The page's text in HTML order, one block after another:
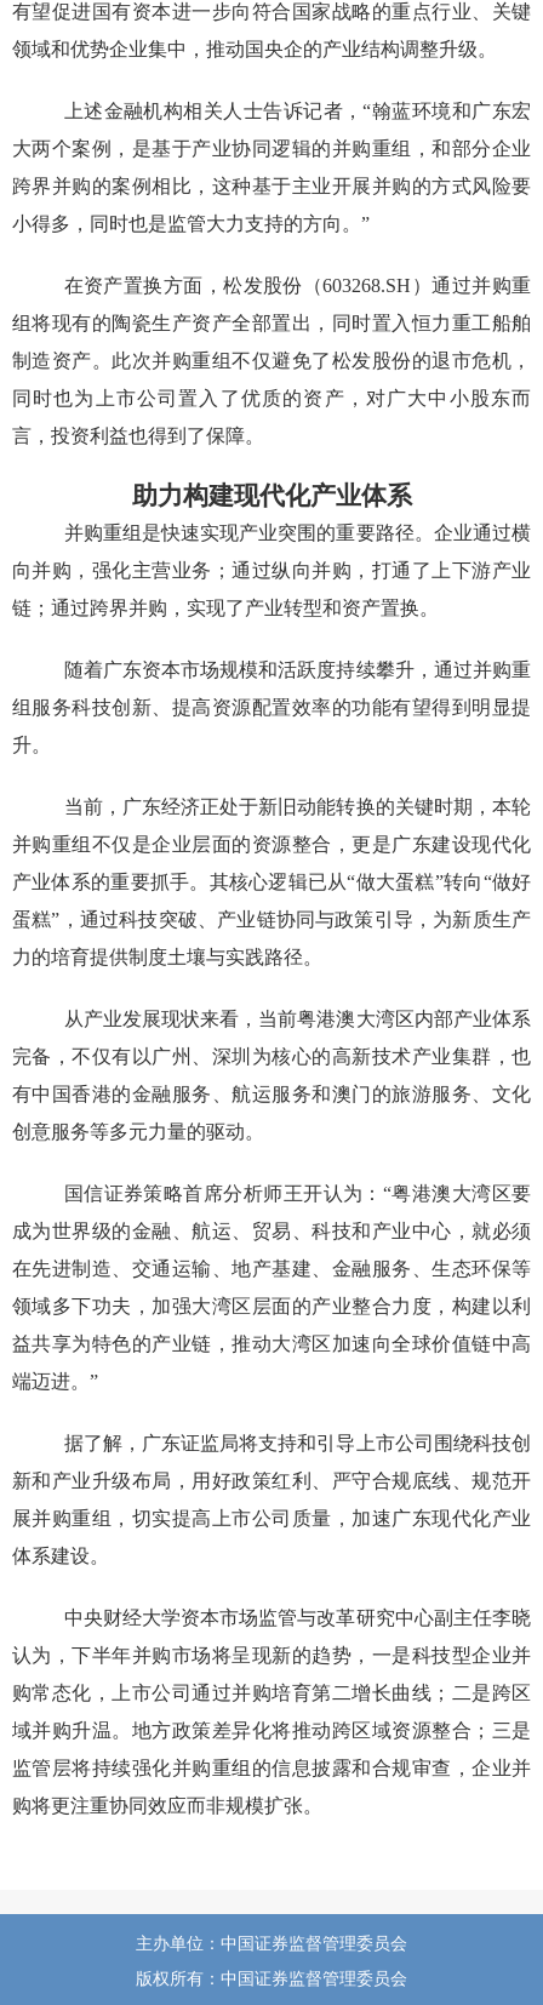
有望促进国有资本进一步向符合国家战略的重点行业、关键
领域和优势企业集中，推动国央企的产业结构调整升级。
上述金融机构相关人士告诉记者，“翰蓝环境和广东宏
大两个案例，是基于产业协同逻辑的并购重组，和部分企业
跨界并购的案例相比，这种基于主业开展并购的方式风险要
小得多，同时也是监管大力支持的方向。 ”
在资产置换方面，松发股份（603268.SH ）通过并购重
组将现有的陶瓷生产资产全部置出，同时置入恒力重工船舶
制造资产。此次并购重组不仅避免了松发股份的退市危机，
同时也为上市公司置入了优质的资产，对广大中小股东而
言，投资利益也得到了保障。
助力构建现代化产业体系
并购重组是快速实现产业突围的重要路径。企业通过横
向并购，强化主营业务；通过纵向并购，打通了上下游产业
链；通过跨界并购，实现了产业转型和资产置换。
随着广东资本市场规模和活跃度持续攀升，通过并购重
组服务科技创新、提高资源配置效率的功能有望得到明显提
升。
当前，广东经济正处于新旧动能转换的关键时期，本轮
并购重组不仅是企业层面的资源整合，更是广东建设现代化
产业体系的重要抓手。其核心逻辑已从“做大蛋糕”转向“做好
蛋糕” ，通过科技突破、产业链协同与政策引导，为新质生产
力的培育提供制度土壤与实践路径。
从产业发展现状来看，当前粤港澳大湾区内部产业体系
完备，不仅有以广州、深圳为核心的高新技术产业集群，也
有中国香港的金融服务、航运服务和澳门的旅游服务、文化
创意服务等多元力量的驱动。
国信证券策略首席分析师王开认为： “粤港澳大湾区要
成为世界级的金融、航运、贸易、科技和产业中心，就必须
在先进制造、交通运输、地产基建、金融服务、生态环保等
领域多下功夫，加强大湾区层面的产业整合力度，构建以利
益共享为特色的产业链，推动大湾区加速向全球价值链中高
端迈进。 ”
据了解，广东证监局将支持和引导上市公司围绕科技创
新和产业升级布局，用好政策红利、严守合规底线、规范开
展并购重组，切实提高上市公司质量，加速广东现代化产业
体系建设。
中央财经大学资本市场监管与改革研究中心副主任李晓
认为，下半年并购市场将呈现新的趋势，一是科技型企业并
购常态化，上市公司通过并购培育第二增长曲线；二是跨区
域并购升温。地方政策差异化将推动跨区域资源整合；三是
监管层将持续强化并购重组的信息披露和合规审查，企业并
购将更注重协同效应而非规模扩张。
主办单位：中国证券监督管理委员会
版权所有：中国证券监督管理委员会